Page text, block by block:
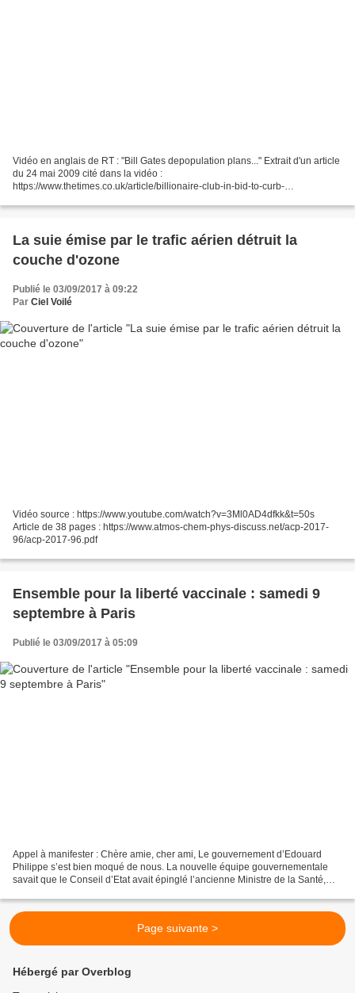
Vidéo en anglais de RT : "Bill Gates depopulation plans..." Extrait d'un article
du 24 mai 2009 cité dans la vidéo :
https://www.thetimes.co.uk/article/billionaire-club-in-bid-to-curb-
La suie émise par le trafic aérien détruit la
couche d'ozone
Publié le 03/09/2017 à 09:22
Par Ciel Voilé
Vidéo source : https://www.youtube.com/watch?v=3Ml0AD4dfkk&t=50s
Article de 38 pages : https://www.atmos-chem-phys-discuss.net/acp-2017-
96/acp-2017-96.pdf
Ensemble pour la liberté vaccinale : samedi 9
septembre à Paris
Publié le 03/09/2017 à 05:09
Appel à manifester : Chère amie, cher ami, Le gouvernement d’Edouard
Philippe s’est bien moqué de nous. La nouvelle équipe gouvernementale
savait que le Conseil d’Etat avait épinglé l’ancienne Ministre de la Santé,
Page suivante >
Hébergé par Overblog